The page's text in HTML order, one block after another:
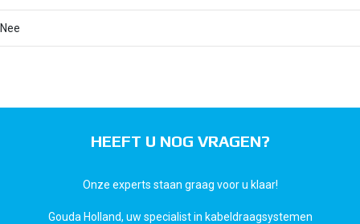
Nee
HEEFT U NOG VRAGEN?
Onze experts staan graag voor u klaar!
Gouda Holland, uw specialist in kabeldraagsystemen